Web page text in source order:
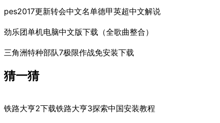
pes2017更新转会中文名单德甲英超中文解说
劲乐团单机电脑中文版下载（全歌曲整合）
三角洲特种部队7极限作战免安装下载
猜一猜
铁路大亨2下载铁路大亨3探索中国安装教程